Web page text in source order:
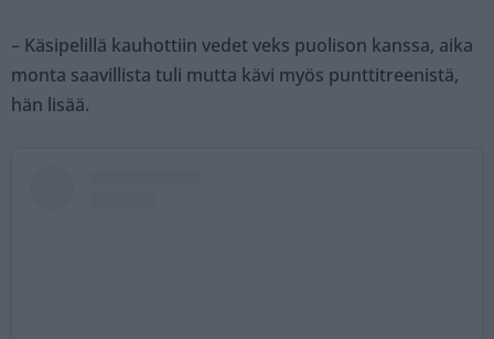
– Käsipelillä kauhottiin vedet veks puolison kanssa, aika
monta saavillista tuli mutta kävi myös punttitreenistä,
hän lisää.